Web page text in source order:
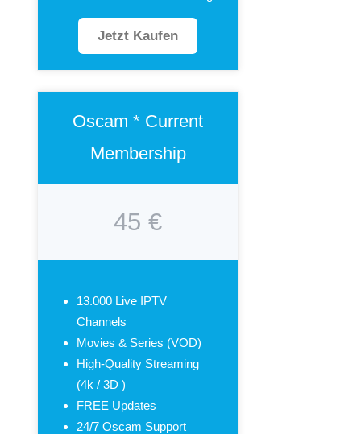
Jetzt Kaufen
Oscam * Current
Membership
45 €
13.000 Live IPTV
Channels
Movies & Series (VOD)
High-Quality Streaming
(4k / 3D )
FREE Updates
24/7 Oscam Support